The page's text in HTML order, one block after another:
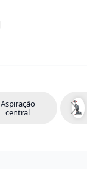
Aspiração
central